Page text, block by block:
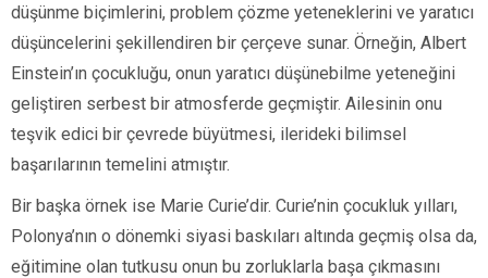
düşünme biçimlerini, problem çözme yeteneklerini ve yaratıcı
düşüncelerini şekillendiren bir çerçeve sunar. Örneğin, Albert
Einstein’ın çocukluğu, onun yaratıcı düşünebilme yeteneğini
geliştiren serbest bir atmosferde geçmiştir. Ailesinin onu
teşvik edici bir çevrede büyütmesi, ilerideki bilimsel
başarılarının temelini atmıştır.
Bir başka örnek ise Marie Curie’dir. Curie’nin çocukluk yılları,
Polonya’nın o dönemki siyasi baskıları altında geçmiş olsa da,
eğitimine olan tutkusu onun bu zorluklarla başa çıkmasını